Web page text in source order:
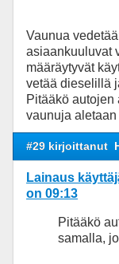
Vaunua
asiaankuuluvat
määräytyvät
vetää dieselillä
Pitääkö autojen
vaunuja
#29 kirjoittanut
Lainaus
on 09:13
Pitääkö
samalla,